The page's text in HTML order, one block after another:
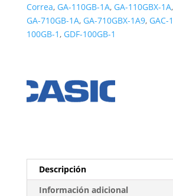
Correa, GA-110GB-1A, GA-110GBX-1A,
GA-710GB-1A, GA-710GBX-1A9, GAC-
100GB-1, GDF-100GB-1
Descripción
Información adicional